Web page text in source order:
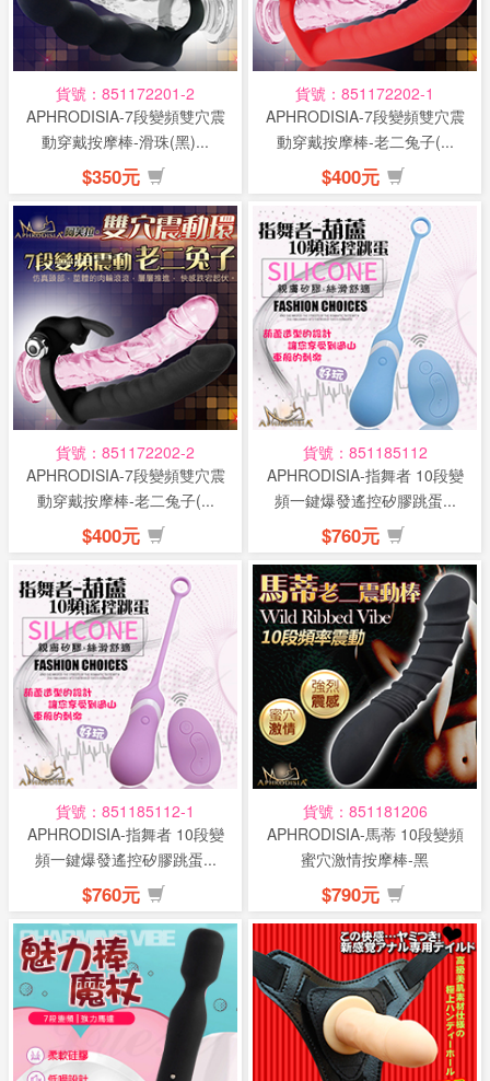
貨號：851172201-2
APHRODISIA-7段變頻雙穴震
動穿戴按摩棒-滑珠(黑)...
$350元
貨號：851172202-1
APHRODISIA-7段變頻雙穴震
動穿戴按摩棒-老二兔子(...
$400元
貨號：851172202-2
APHRODISIA-7段變頻雙穴震
動穿戴按摩棒-老二兔子(...
$400元
貨號：851185112
APHRODISIA-指舞者 10段變
頻一鍵爆發遙控矽膠跳蛋...
$760元
貨號：851185112-1
APHRODISIA-指舞者 10段變
頻一鍵爆發遙控矽膠跳蛋...
$760元
貨號：851181206
APHRODISIA-馬蒂 10段變頻
蜜穴激情按摩棒-黑
$790元